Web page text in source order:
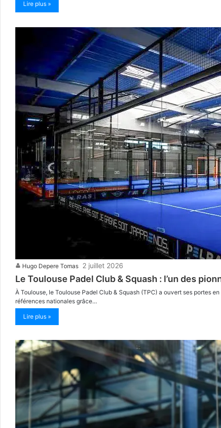
Lire plus »
Hugo Depere Tomas 2 juillet 2026
Le Toulouse Padel Club & Squash : l’un des
À Toulouse, le Toulouse Padel Club & Squash (TPC) a ouvert ses portes
références nationales grâce…
Lire plus »